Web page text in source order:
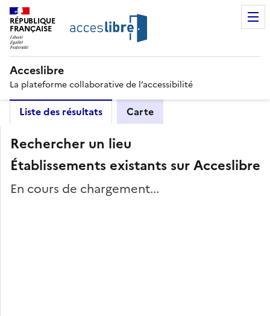
RÉPUBLIQUE
FRANÇAISE
Acceslibre
La plateforme collaborative de l’accessibilité
Liste des résultats Carte
Rechercher un lieu
Établissements existants sur Acceslibre
En cours de chargement...